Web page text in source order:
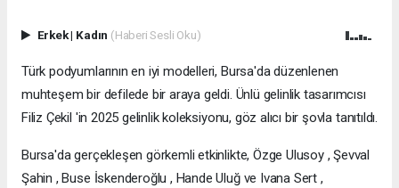
Erkek| Kadın (Haberi Sesli Oku)
Türk podyumlarının en iyi modelleri, Bursa'da düzenlenen
muhteşem bir defilede bir araya geldi. Ünlü gelinlik tasarımcısı
Filiz Çekil 'in 2025 gelinlik koleksiyonu, göz alıcı bir şovla tanıtıldı.
Bursa'da gerçekleşen görkemli etkinlikte, Özge Ulusoy , Şevval
Şahin , Buse İskenderoğlu , Hande Uluğ ve Ivana Sert ,